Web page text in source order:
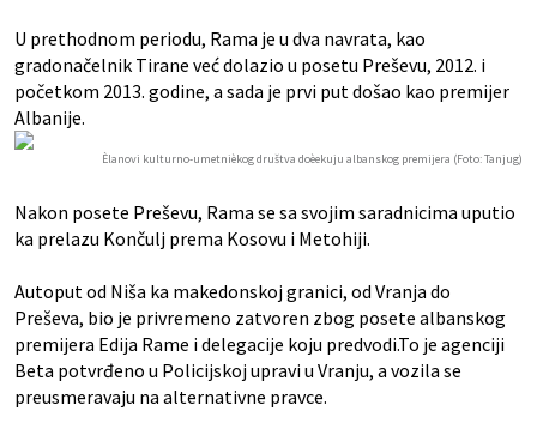
U prethodnom periodu, Rama je u dva navrata, kao
gradonačelnik Tirane već dolazio u posetu Preševu, 2012. i
početkom 2013. godine, a sada je prvi put došao kao premijer
Albanije.
Èlanovi kulturno-umetnièkog društva doèekuju albanskog premijera (Foto: Tanjug)
Nakon posete Preševu, Rama se sa svojim saradnicima uputio
ka prelazu Končulj prema Kosovu i Metohiji.
Autoput od Niša ka makedonskoj granici, od Vranja do
Preševa, bio je privremeno zatvoren zbog posete albanskog
premijera Edija Rame i delegacije koju predvodi.To je agenciji
Beta potvrđeno u Policijskoj upravi u Vranju, a vozila se
preusmeravaju na alternativne pravce.